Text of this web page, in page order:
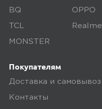
BQ OPPO
TCL Realme
MONSTER
Покупателям
Доставка и самовывоз
Контакты